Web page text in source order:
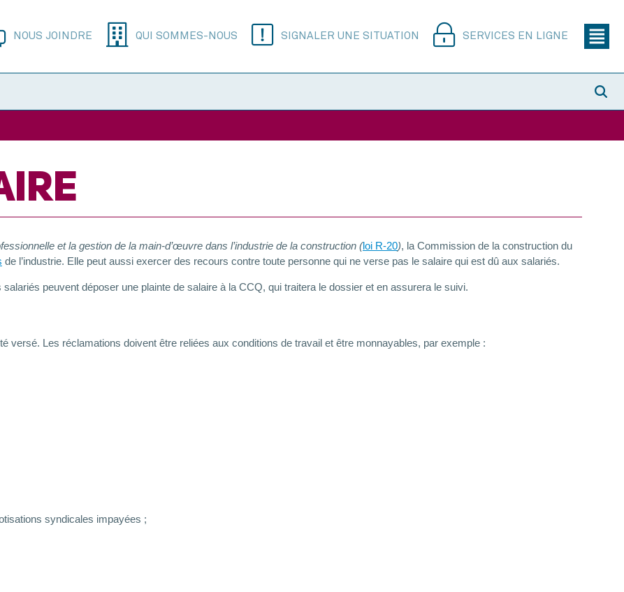
NOUS JOINDRE QUI SOMMES-NOUS SIGNALER UNE SITUATION SERVICES EN LIGNE
et la gestion de la main-d’œuvre dans l’industrie de la construction (loi R-20), la Commission de la construction du
de l’industrie. Elle peut aussi exercer des recours contre toute personne qui ne verse pas le salaire qui est dû aux salariés.
peuvent déposer une plainte de salaire à la CCQ, qui traitera le dossier et en assurera le suivi.
versé. Les réclamations doivent être reliées aux conditions de travail et être monnayables, par exemple :
syndicales impayées ;